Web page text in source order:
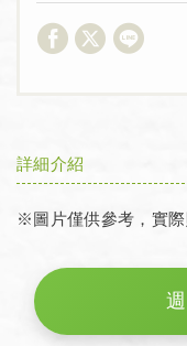
詳細介紹
※圖片僅供參考，實